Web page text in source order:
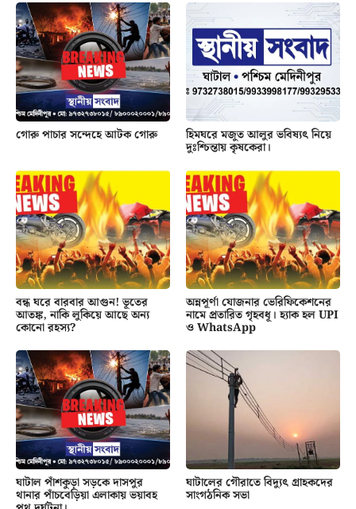
গোরু পাচার সন্দেহে আটক গোরু হিমঘরে মজুত আলুর ভবিষ্যৎ নিয়ে
দুঃশ্চিন্তায় কৃষকেরা।
বন্ধ ঘরে বারবার আগুন! ভূতের
আতঙ্ক, নাকি লুকিয়ে আছে অন্য
কোনো রহস্য?
অন্নপূর্ণা যোজনার ভেরিফিকেশনের
নামে প্রতারিত গৃহবধূ। হ্যাক হল UPI
ও WhatsApp
ঘাটাল পাঁশকুড়া সড়কে দাসপুর
থানার পাঁচবেড়িয়া এলাকায় ভয়াবহ
ঘাটালের গৌরাতে বিদ্যুৎ গ্রাহকদের
সাংগঠনিক সভা